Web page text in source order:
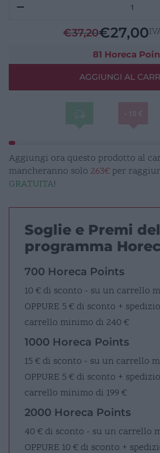
h7
quantità
€37,20€27,00
81 Horeca
AGGIUNGI AL
Aggiungi ora questo prodotto al
mancheranno solo 263€ per
GRATUITA!
Soglie e Premi del
programma
700 Horeca Points
10 € di sconto - su un carrello
OPPURE 5 € di sconto +
carrello minimo di 240 €
1000 Horeca Points
15 € di sconto - su un carrello
OPPURE 5 € di sconto +
carrello minimo di 199 €
2000 Horeca Points
40 € di sconto - su un carrello
OPPURE 10 € di sconto +